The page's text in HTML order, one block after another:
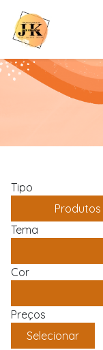
Tipo
Produtos
Tema
Cor
Preços
Selecionar